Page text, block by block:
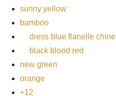
sunny yellow
bamboo
dress blue flanelle chine
black blood red
new green
orange
+12